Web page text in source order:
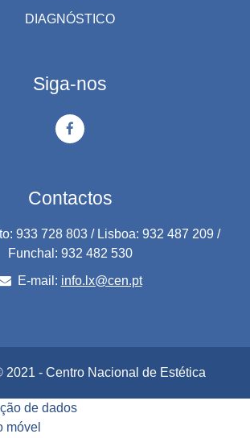
DIAGNÓSTICO
Siga-nos
Contactos
933 728 803 / Lisboa: 932 487 209 /
Funchal: 932 482 530
E-mail: info.lx@cen.pt
2021 - Centro Nacional de Estética
de dados
móvel